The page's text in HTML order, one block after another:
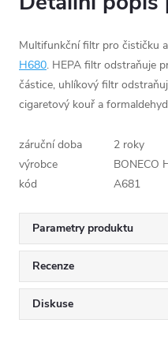
Multifunkční filtr pro čističku
H680. HEPA filtr odstraňuje
částice, uhlíkový filtr
cigaretový kouř a
záruční doba
2 roky
výrobce
BONECO
kód
A681
Parametry produktu
Recenze
Diskuse